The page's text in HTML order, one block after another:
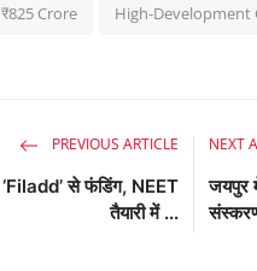
Crore High-Development
PREVIOUS ARTICLE
‘Filadd’ से फंडिंग, NEET
तैयारी में ...
NEXT
जयपुर